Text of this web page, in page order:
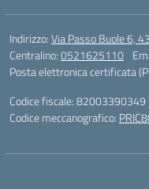
Indirizzo:Via Passo Buole 6,
Centralino:0521625110
Posta elettronica certificata
Codice fiscale: 82003390349
Codice meccanografico: